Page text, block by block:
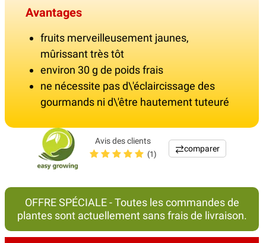
Avantages
fruits merveilleusement jaunes,
mûrissant très tôt
environ 30 g de poids frais
ne nécessite pas d\'éclaircissage des
gourmands ni d\'être hautement tuteuré
Avis des clients
(1)
comparer
OFFRE SPÉCIALE - Toutes les commandes de
plantes sont actuellement sans frais de livraison.